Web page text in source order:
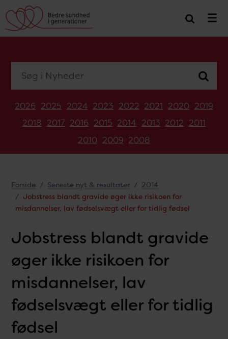
2026 2025 2024 2023 2022 2021 2020 2019
2018 2017 2016 2015 2014 2013 2012 2011
2010 2009 2008
Forside Seneste nyt & resultater
2014
Jobstress blandt gravide øger ikke risikoen for
misdannelser, lav fødselsvægt eller for tidlig fødsel
Jobstress blandt gravide
øger ikke risikoen for
misdannelser, lav
fødselsvægt eller for tidlig
fødsel